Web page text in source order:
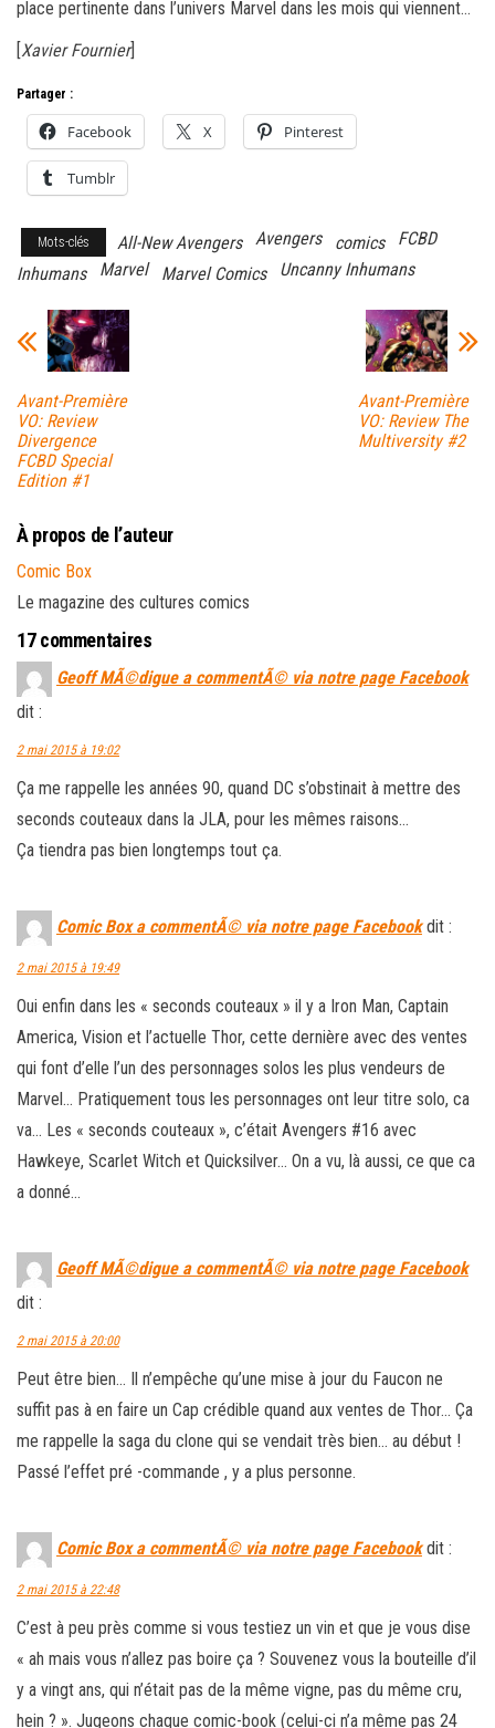
place pertinente dans l’univers Marvel dans les mois qui viennent…
[Xavier Fournier]
Partager :
Facebook X Pinterest
Tumblr
Mots-clés All-New Avengers Avengers comics
FCBD
Inhumans
Marvel Marvel Comics Uncanny Inhumans
Avant-Première
VO: Review
Divergence
FCBD Special
Edition #1
Avant-Première
VO: Review The
Multiversity #2
À propos de l’auteur
Comic Box
Le magazine des cultures comics
17 commentaires
Geoff MÃ©digue a commentÃ© via notre page Facebook
dit :
2 mai 2015 à 19:02
Ça me rappelle les années 90, quand DC s’obstinait à mettre des
seconds couteaux dans la JLA, pour les mêmes raisons…
Ça tiendra pas bien longtemps tout ça.
Comic Box a commentÃ© via notre page Facebook dit :
2 mai 2015 à 19:49
Oui enfin dans les « seconds couteaux » il y a Iron Man, Captain
America, Vision et l’actuelle Thor, cette dernière avec des ventes
qui font d’elle l’un des personnages solos les plus vendeurs de
Marvel… Pratiquement tous les personnages ont leur titre solo, ca
va… Les « seconds couteaux », c’était Avengers #16 avec
Hawkeye, Scarlet Witch et Quicksilver… On a vu, là aussi, ce que ca
a donné…
Geoff MÃ©digue a commentÃ© via notre page Facebook
dit :
2 mai 2015 à 20:00
Peut être bien… Il n’empêche qu’une mise à jour du Faucon ne
suffit pas à en faire un Cap crédible quand aux ventes de Thor… Ça
me rappelle la saga du clone qui se vendait très bien… au début !
Passé l’effet pré -commande , y a plus personne.
Comic Box a commentÃ© via notre page Facebook dit :
2 mai 2015 à 22:48
C’est à peu près comme si vous testiez un vin et que je vous dise
« ah mais vous n’allez pas boire ça ? Souvenez vous la bouteille d’il
y a vingt ans, qui n’était pas de la même vigne, pas du même cru,
hein ? ». Jugeons chaque comic-book (celui-ci n’a même pas 24